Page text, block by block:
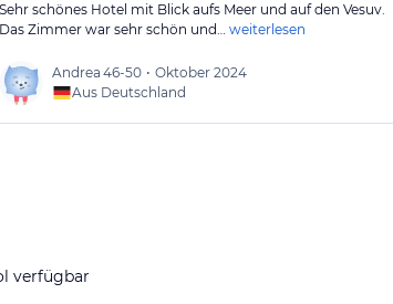
Sehr schönes Hotel mit Blick aufs Meer und auf den Vesuv.
Das Zimmer war sehr schön und… weiterlesen
Andrea 46-50 • Oktober 2024
Aus Deutschland
verfügbar